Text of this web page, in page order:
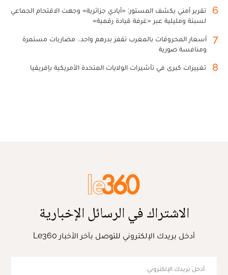
6
تقرير أمني يكشف المستور: «أيادي جزائرية» وجهت الاقتحام الجماعي
لسبتة ومليلية عبر «غرفة قيادة رقمية»
7
أسعار المحروقات بالمغرب تقفز بدرهم واحد.. مضاربات مستمرة
ومنافسة صورية
8 تغييرات كبرى في تأشيرات الولايات المتحدة الأمريكية بإفريقيا
الاشتراك في الرسائل الإخبارية
أدخل بريدك الإلكتروني للتوصل بآخر الأخبار Le360